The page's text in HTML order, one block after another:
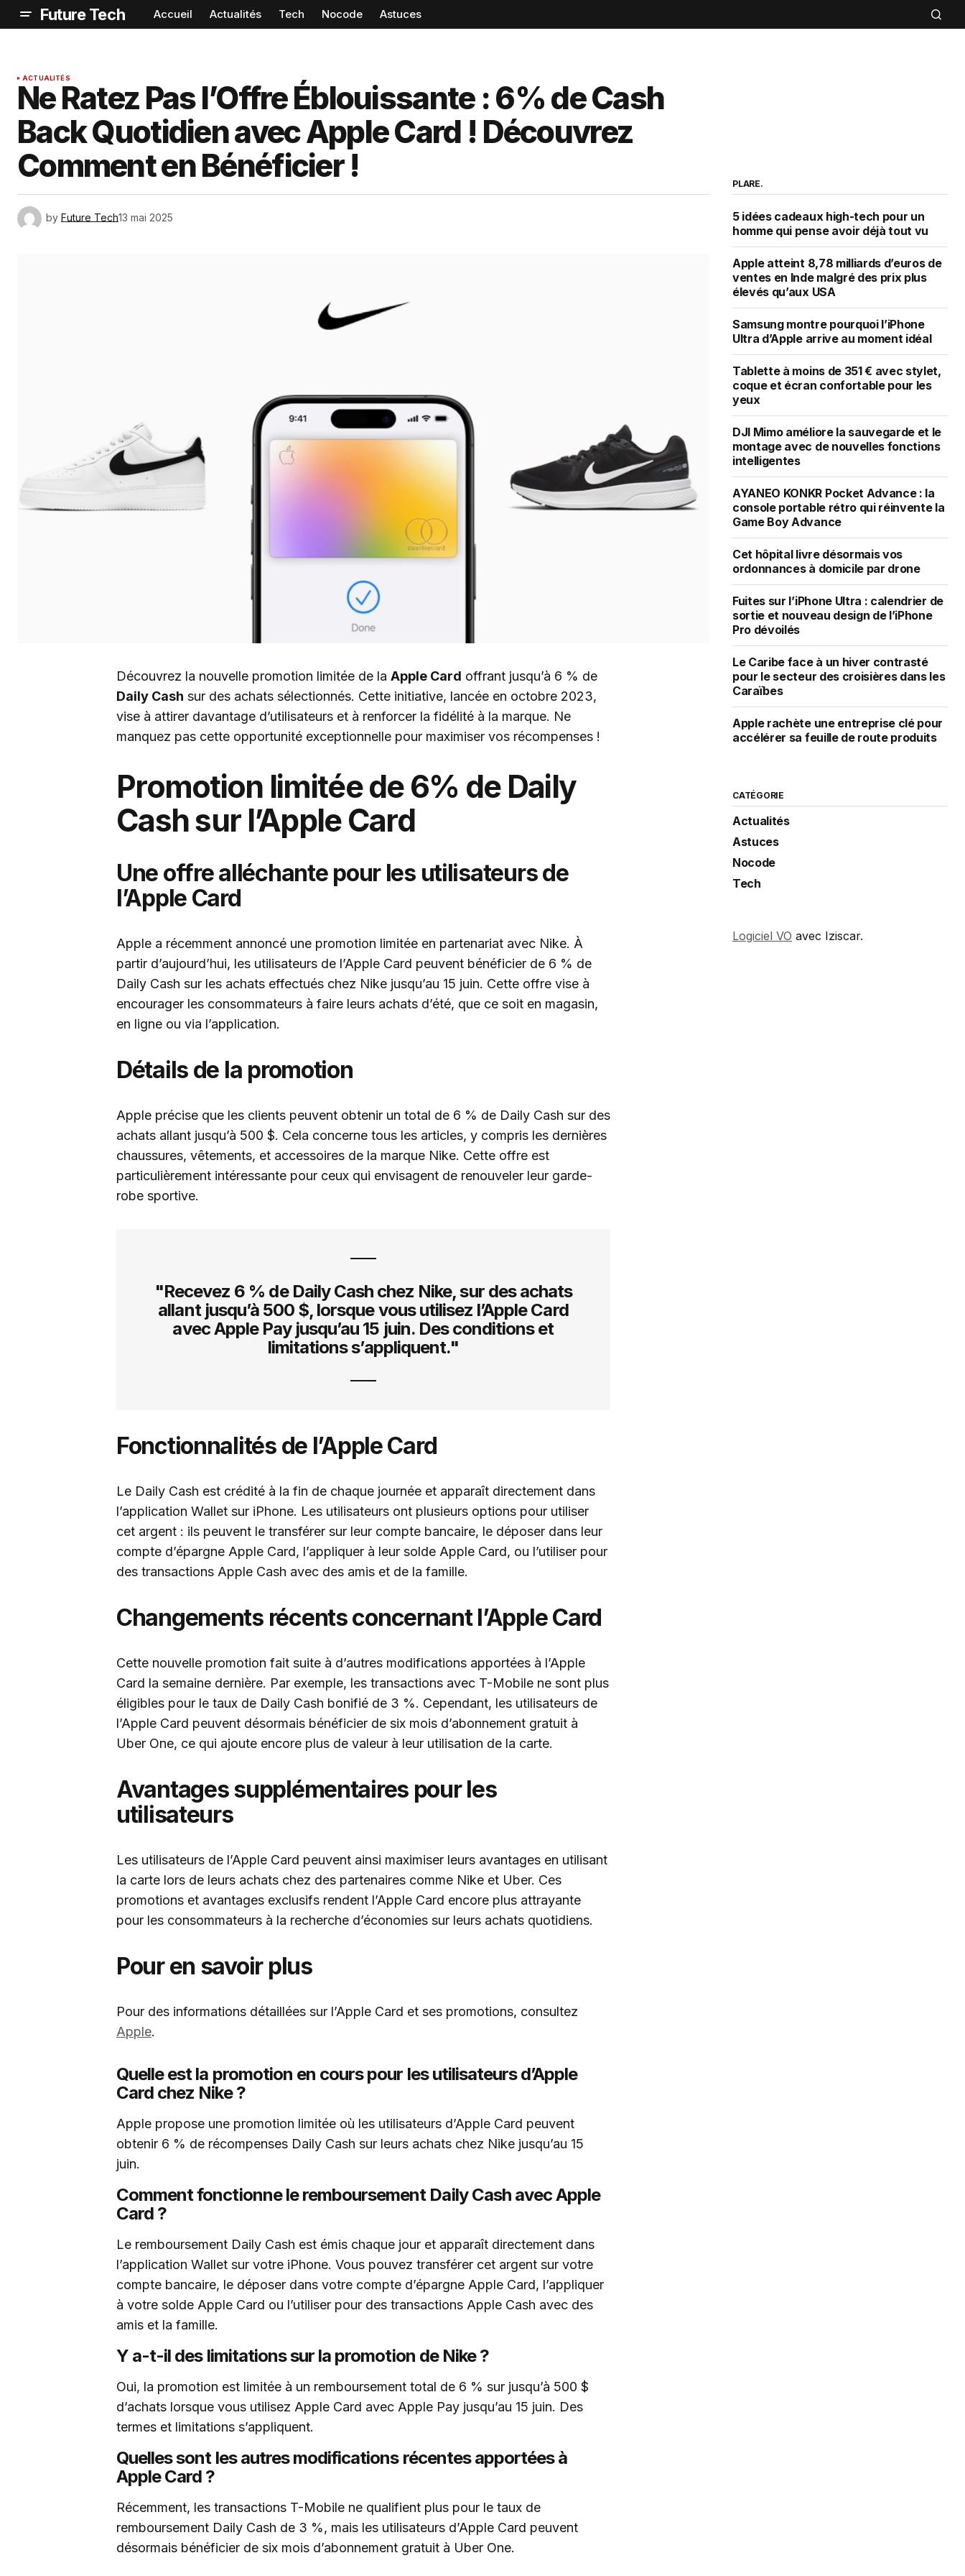
Future Tech Accueil Actualités Tech Nocode Astuces
ACTUALITÉS
Ne Ratez Pas l’Offre Éblouissante : 6% de Cash
Back Quotidien avec Apple Card ! Découvrez
Comment en Bénéficier !
by Future Tech13 mai 2025
Découvrez la nouvelle promotion limitée de la Apple Card offrant jusqu’à 6 % de
Daily Cash sur des achats sélectionnés. Cette initiative, lancée en octobre 2023,
vise à attirer davantage d’utilisateurs et à renforcer la fidélité à la marque. Ne
manquez pas cette opportunité exceptionnelle pour maximiser vos récompenses !
Promotion limitée de 6% de Daily
Cash sur l’Apple Card
Une offre alléchante pour les utilisateurs de
l’Apple Card
Apple a récemment annoncé une promotion limitée en partenariat avec Nike. À
partir d’aujourd’hui, les utilisateurs de l’Apple Card peuvent bénéficier de 6 % de
Daily Cash sur les achats effectués chez Nike jusqu’au 15 juin. Cette offre vise à
encourager les consommateurs à faire leurs achats d’été, que ce soit en magasin,
en ligne ou via l’application.
Détails de la promotion
Apple précise que les clients peuvent obtenir un total de 6 % de Daily Cash sur des
achats allant jusqu’à 500 $. Cela concerne tous les articles, y compris les dernières
chaussures, vêtements, et accessoires de la marque Nike. Cette offre est
particulièrement intéressante pour ceux qui envisagent de renouveler leur garde-
robe sportive.
"Recevez 6 % de Daily Cash chez Nike, sur des achats
allant jusqu’à 500 $, lorsque vous utilisez l’Apple Card
avec Apple Pay jusqu’au 15 juin. Des conditions et
limitations s’appliquent."
Fonctionnalités de l’Apple Card
Le Daily Cash est crédité à la fin de chaque journée et apparaît directement dans
l’application Wallet sur iPhone. Les utilisateurs ont plusieurs options pour utiliser
cet argent : ils peuvent le transférer sur leur compte bancaire, le déposer dans leur
compte d’épargne Apple Card, l’appliquer à leur solde Apple Card, ou l’utiliser pour
des transactions Apple Cash avec des amis et de la famille.
Changements récents concernant l’Apple Card
Cette nouvelle promotion fait suite à d’autres modifications apportées à l’Apple
Card la semaine dernière. Par exemple, les transactions avec T-Mobile ne sont plus
éligibles pour le taux de Daily Cash bonifié de 3 %. Cependant, les utilisateurs de
l’Apple Card peuvent désormais bénéficier de six mois d’abonnement gratuit à
Uber One, ce qui ajoute encore plus de valeur à leur utilisation de la carte.
Avantages supplémentaires pour les
utilisateurs
Les utilisateurs de l’Apple Card peuvent ainsi maximiser leurs avantages en utilisant
la carte lors de leurs achats chez des partenaires comme Nike et Uber. Ces
promotions et avantages exclusifs rendent l’Apple Card encore plus attrayante
pour les consommateurs à la recherche d’économies sur leurs achats quotidiens.
Pour en savoir plus
Pour des informations détaillées sur l’Apple Card et ses promotions, consultez
Apple.
Quelle est la promotion en cours pour les utilisateurs d’Apple
Card chez Nike ?
Apple propose une promotion limitée où les utilisateurs d’Apple Card peuvent
obtenir 6 % de récompenses Daily Cash sur leurs achats chez Nike jusqu’au 15
juin.
Comment fonctionne le remboursement Daily Cash avec Apple
Card ?
Le remboursement Daily Cash est émis chaque jour et apparaît directement dans
l’application Wallet sur votre iPhone. Vous pouvez transférer cet argent sur votre
compte bancaire, le déposer dans votre compte d’épargne Apple Card, l’appliquer
à votre solde Apple Card ou l’utiliser pour des transactions Apple Cash avec des
amis et la famille.
Y a-t-il des limitations sur la promotion de Nike ?
Oui, la promotion est limitée à un remboursement total de 6 % sur jusqu’à 500 $
d’achats lorsque vous utilisez Apple Card avec Apple Pay jusqu’au 15 juin. Des
termes et limitations s’appliquent.
Quelles sont les autres modifications récentes apportées à
Apple Card ?
Récemment, les transactions T-Mobile ne qualifient plus pour le taux de
remboursement Daily Cash de 3 %, mais les utilisateurs d’Apple Card peuvent
désormais bénéficier de six mois d’abonnement gratuit à Uber One.
PLARE.
5 idées cadeaux high-tech pour un
homme qui pense avoir déjà tout vu
Apple atteint 8,78 milliards d’euros de
ventes en Inde malgré des prix plus
élevés qu’aux USA
Samsung montre pourquoi l’iPhone
Ultra d’Apple arrive au moment idéal
Tablette à moins de 351 € avec stylet,
coque et écran confortable pour les
yeux
DJI Mimo améliore la sauvegarde et le
montage avec de nouvelles fonctions
intelligentes
AYANEO KONKR Pocket Advance : la
console portable rétro qui réinvente la
Game Boy Advance
Cet hôpital livre désormais vos
ordonnances à domicile par drone
Fuites sur l’iPhone Ultra : calendrier de
sortie et nouveau design de l’iPhone
Pro dévoilés
Le Caribe face à un hiver contrasté
pour le secteur des croisières dans les
Caraïbes
Apple rachète une entreprise clé pour
accélérer sa feuille de route produits
CATÉGORIE
Actualités
Astuces
Nocode
Tech
Logiciel VO avec Iziscar.